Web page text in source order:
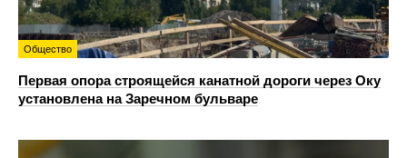
Общество
Первая опора строящейся канатной дороги через Оку
установлена на Заречном бульваре